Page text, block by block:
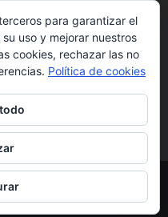
los derechos
de Datos
para garantizar el
uso y mejorar nuestros
cookies, rechazar las no
Política de cookies